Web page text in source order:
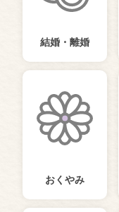
結婚・離婚
おくやみ